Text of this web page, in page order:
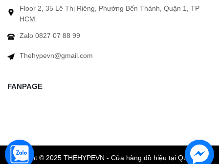
Floor 2, 35 Lê Thị Riêng, Phường Bến Thành, Quận 1, TP
HCM.
Zalo 0827 07 88 99
Thehypevn@gmail.com
FANPAGE
Copyright © 2025 THEHYPEVN - Cửa hàng đồ hiệu tại Quận 1 TP